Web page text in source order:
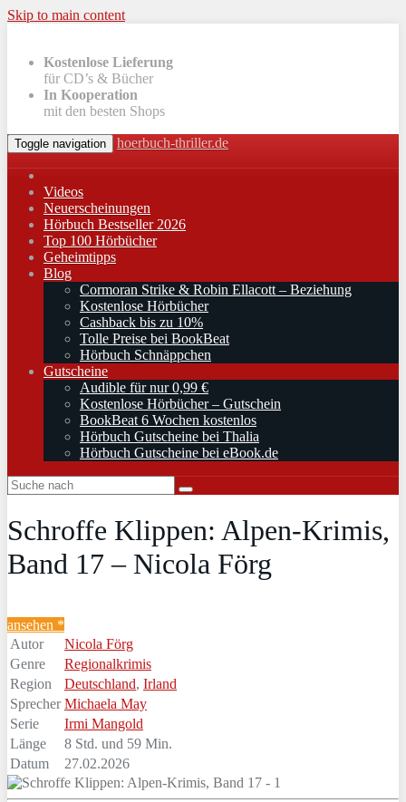
Skip to main content
Kostenlose Lieferung
für CD’s & Bücher
In Kooperation
mit den besten Shops
Toggle navigation hoerbuch-thriller.de
Videos
Neuerscheinungen
Hörbuch Bestseller 2026
Top 100 Hörbücher
Geheimtipps
Blog
Cormoran Strike & Robin Ellacott – Beziehung
Kostenlose Hörbücher
Cashback bis zu 10%
Tolle Preise bei BookBeat
Hörbuch Schnäppchen
Gutscheine
Audible für nur 0,99 €
Kostenlose Hörbücher – Gutschein
BookBeat 6 Wochen kostenlos
Hörbuch Gutscheine bei Thalia
Hörbuch Gutscheine bei eBook.de
Schroffe Klippen: Alpen-Krimis,
Band 17 – Nicola Förg
ansehen *
Autor
Nicola Förg
Genre
Regionalkrimis
Region
Deutschland, Irland
Sprecher Michaela May
Serie
Irmi Mangold
Länge
8 Std. und 59 Min.
Datum
27.02.2026